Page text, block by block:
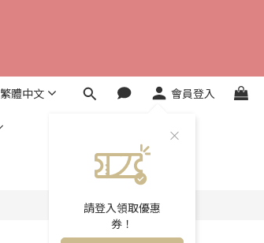
繁體中文 會員登入
請登入領取優惠
券！